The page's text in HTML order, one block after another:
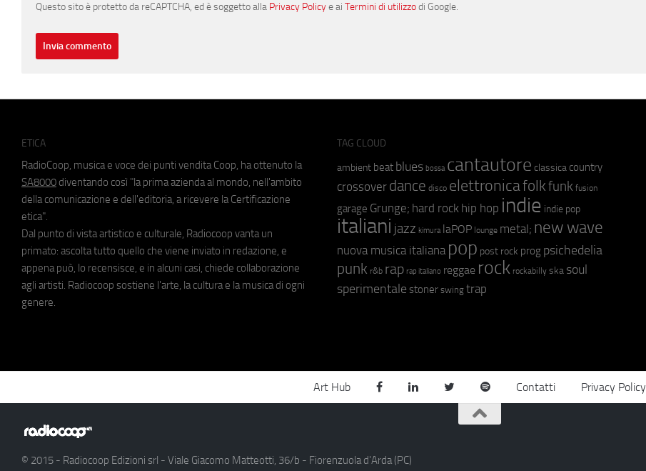
Questo sito è protetto da reCAPTCHA, ed è soggetto alla Privacy Policye ai Termini di utilizzodi Google.
ETICA
RadioCoop, musica e voce dei punti vendita Coop, ha ottenuto la
SA8000 diventando così "la prima azienda al mondo, nell'ambito
della comunicazione e dell'editoria, a ricevere la Certificazione
etica".
Dal punto di vista artistico e culturale, Radiocoop vanta un
primato: ascolta tutto quello che viene inviato in redazione, e
appena può, lo recensisce, e in alcuni casi, chiede collaborazione
agli artisti. Radiocoop sostiene l'arte, la cultura e la musica di ogni
genere.
TAG CLOUD
ambient beat blues bossa cantautore classica country
crossover dance disco elettronicafolkfunk fusion
garage Grunge; hard rock hip hop indie indie pop
italiani jazz kimura laPOP lounge metal; new wave
nuova musica italiana pop post rock prog psichedelia
punk r&b rap rap italiano reggae rock rockabilly ska soul
sperimentale stoner swing trap
Art Hub Contatti Privacy Policy
© 2015 - Radiocoop Edizioni srl - Viale Giacomo Matteotti, 36/b - Fiorenzuola d'Arda (PC)